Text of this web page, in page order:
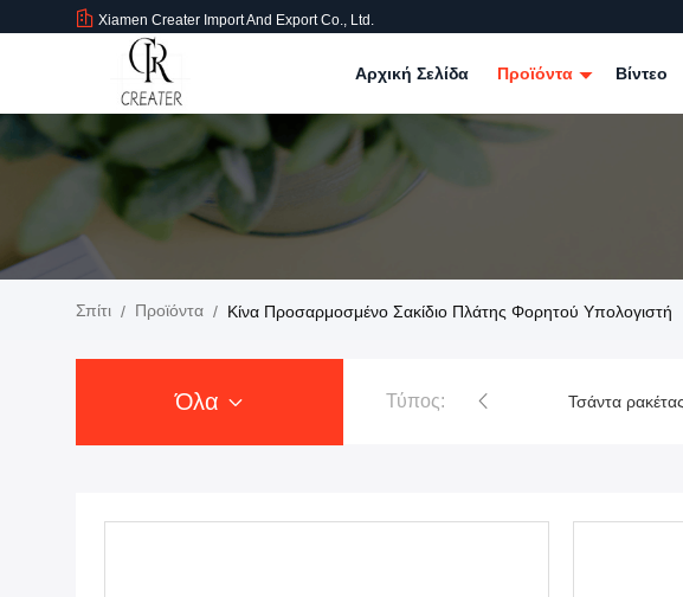
Xiamen Creater Import And Export Co., Ltd.
Αρχική Σελίδα Προϊόντα Βίντεο
Σπίτι / Προϊόντα / Κίνα Προσαρμοσμένο Σακίδιο Πλάτης Φορητού Υπολογιστή
Όλα Τύπος:
Τσάντα ρακετών Padel Τσάντα